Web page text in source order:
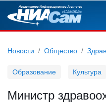
Новости Общество
Образование Культура
Министр